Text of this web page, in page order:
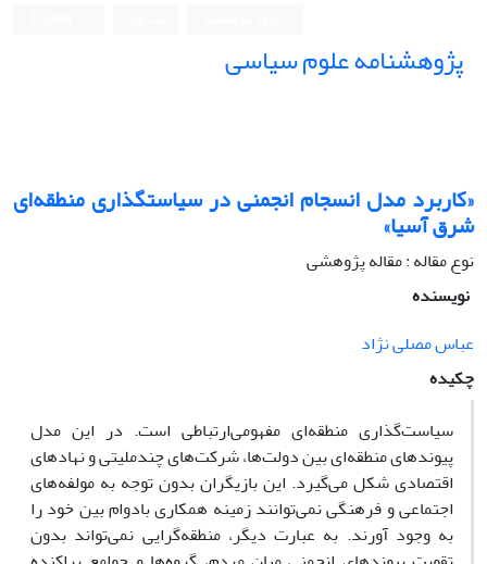
پژوهشنامه علوم سیاسی
«کاربرد مدل انسجام انجمنی در سیاستگذاری منطقه‌ای
شرق آسیا»
نوع مقاله : مقاله پژوهشی
نویسنده
عباس مصلی نژاد
چکیده
سیاست‌گذاری منطقه‌ای مفهومی‌ارتباطی است. در این مدل
پیوندهای منطقه‌ای بین دولت‌ها، شرکت‌های چندملیتی و نهادهای
اقتصادی شکل می‌گیرد. این بازیگران بدون توجه به مولفه‌های
اجتماعی و فرهنگی نمی‌توانند زمینه همکاری بادوام بین خود را
به وجود آورند. به عبارت دیگر، منطقه‌گرایی نمی‌تواند بدون